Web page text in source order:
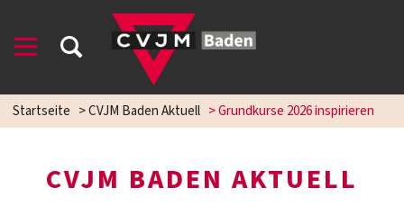
Startseite >CVJM Baden Aktuell >Grundkurse 2026 inspirieren
CVJM BADEN AKTUELL